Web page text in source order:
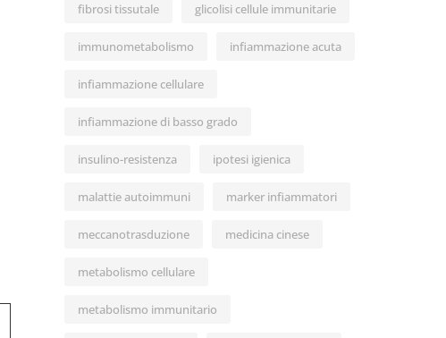
fibrosi tissutale glicolisi cellule immunitarie
immunometabolismo infiammazione acuta
infiammazione cellulare
infiammazione di basso grado
insulino-resistenza ipotesi igienica
malattie autoimmuni marker infiammatori
meccanotrasduzione medicina cinese
metabolismo cellulare
metabolismo immunitario